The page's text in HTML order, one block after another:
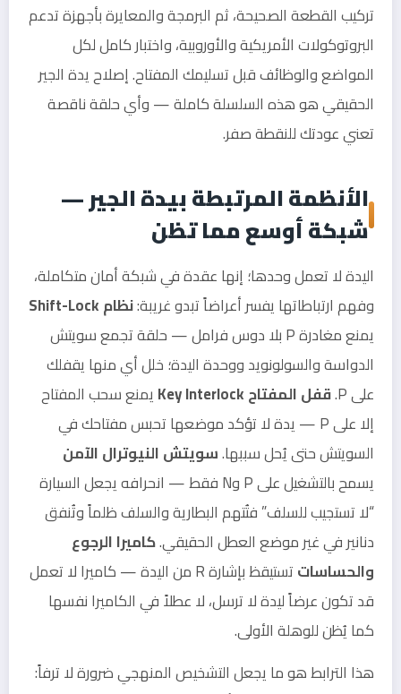
تركيب القطعة الصحيحة، ثم البرمجة والمعايرة بأجهزة تدعم
البروتوكولات الأمريكية والأوروبية، واختبار كامل لكل
المواضع والوظائف قبل تسليمك المفتاح. إصلاح يدة الجير
الحقيقي هو هذه السلسلة كاملة — وأي حلقة ناقصة
تعني عودتك للنقطة صفر.
الأنظمة المرتبطة بيدة الجير —
شبكة أوسع مما تظن
اليدة لا تعمل وحدها؛ إنها عقدة في شبكة أمان متكاملة،
وفهم ارتباطاتها يفسر أعراضاً تبدو غريبة:نظام Shift-Lock
يمنع مغادرة P بلا دوس فرامل — حلقة تجمع سويتش
الدواسة والسولونويد ووحدة اليدة؛ خلل أي منها يقفلك
على P.
قفل المفتاح Key Interlock
يمنع سحب المفتاح
إلا على P — يدة لا تؤكد موضعها تحبس مفتاحك في
السويتش حتى يُحل سببها.سويتش النيوترال الآمن
يسمح بالتشغيل على P وN فقط — انحرافه يجعل السيارة
“لا تستجيب للسلف” فتُتهم البطارية والسلف ظلماً وتُنفق
دنانير في غير موضع العطل الحقيقي.كاميرا الرجوع
والحساسات
تستيقظ بإشارة R من اليدة — كاميرا لا تعمل
قد تكون عرضاً ليدة لا ترسل، لا عطلاً في الكاميرا نفسها
كما يُظن للوهلة الأولى.
هذا الترابط هو ما يجعل التشخيص المنهجي ضرورة لا ترفاً: